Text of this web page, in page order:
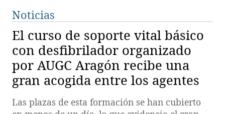
Noticias
El curso de soporte vital básico
con desfibrilador organizado
por AUGC Aragón recibe una
gran acogida entre los agentes
Las plazas de esta formación se han cubierto